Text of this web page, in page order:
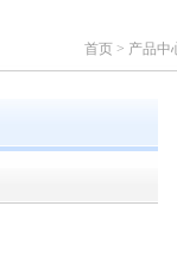
首页 > 产品中